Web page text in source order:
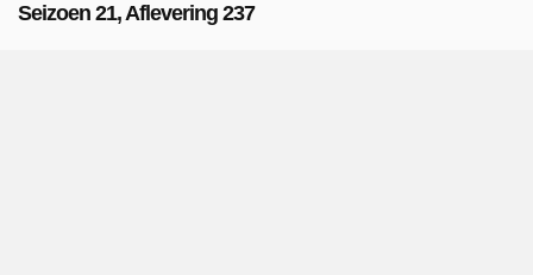
Seizoen 21, Aflevering 237